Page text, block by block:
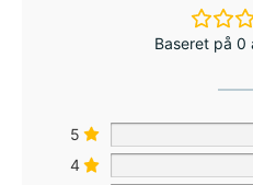
Baseret på 0
5
4